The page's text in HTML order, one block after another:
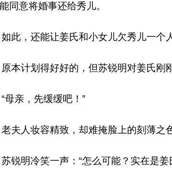
同意将婚事还给秀儿。
此，还能让姜氏和小女儿欠秀儿一个
本计划得好好的，但苏锐明对姜氏刚
亲，先缓缓吧！”
夫人妆容精致，却难掩脸上的刻薄之
锐明冷笑一声：“怎么可能？实在是姜